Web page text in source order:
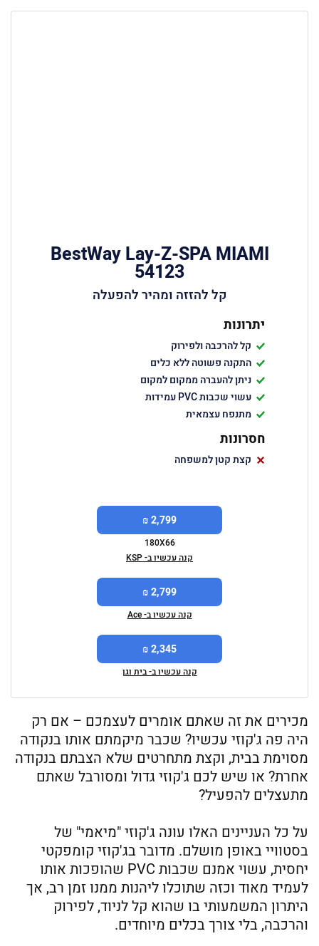
BestWay Lay-Z-SPA MIAMI
54123
קל להזזה ומהיר להפעלה
יתרונות
קל להרכבה ולפירוק
התקנה פשוטה ללא כלים
ניתן להעברה ממקום למקום
עשוי שכבות PVC עמידות
מתנפח עצמאית
חסרונות
קצת קטן למשפחה
2,799 ₪
180X66
קנה עכשיו ב- KSP
2,799 ₪
קנה עכשיו ב- Ace
2,345 ₪
קנה עכשיו ב- בית וגן
מכירים את זה שאתם אומרים לעצמכם – אם רק
היה פה ג'קוזי עכשיו? שכבר מיקמתם אותו בנקודה
מסוימת בבית, וקצת מתחרטים שלא הצבתם בנקודה
אחרת? או שיש לכם ג'קוזי גדול ומסורבל שאתם
מתעצלים להפעיל?
על כל העניינים האלו עונה ג'קוזי "מיאמי" של
בסטוויי באופן מושלם. מדובר בג'קוזי קומפקטי
יחסית, עשוי אמנם שכבות PVC שהופכות אותו
לעמיד מאוד וכזה שתוכלו ליהנות ממנו זמן רב, אך
היתרון המשמעותי בו שהוא קל לניוד, לפירוק
והרכבה, בלי צורך בכלים מיוחדים.